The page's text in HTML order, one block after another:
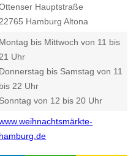
Hauptstraße
22765 Hamburg Altona
Montag bis Mittwoch von 11 bis
21 Uhr
Donnerstag bis Samstag von 11
bis 22 Uhr
Sonntag von 12 bis 20 Uhr
hamburg.de